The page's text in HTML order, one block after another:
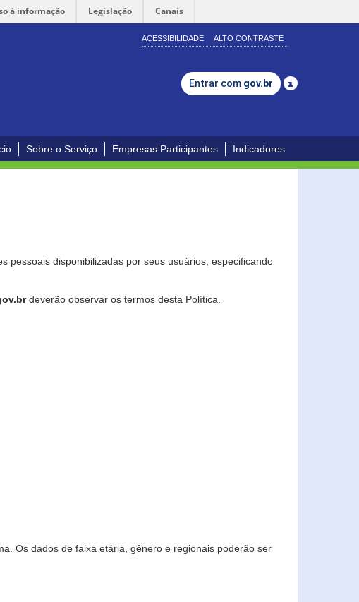
à informação Legislação Canais
ACESSIBILIDADE ALTO CONTRASTE
Entrar com gov.br
Sobre o Serviço Empresas Participantes Indicadores
pessoais disponibilizadas por seus usuários, especificando
deverão observar os termos desta Política.
Os dados de faixa etária, gênero e regionais poderão ser